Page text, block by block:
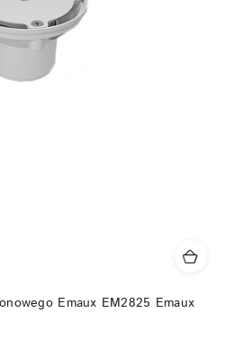
Emaux EM2825 Emaux